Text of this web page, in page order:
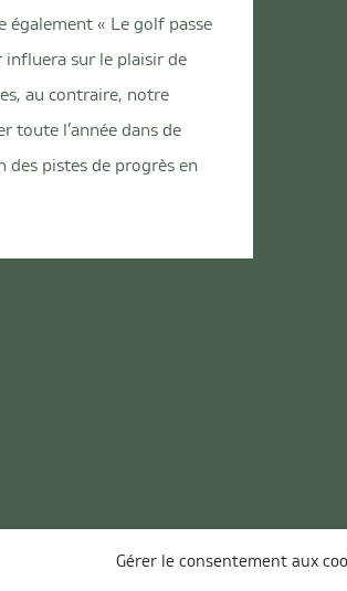
Gérer le consentement aux
également « Le golf passe
sur le plaisir de
au contraire, notre
toute l’année dans de
des pistes de progrès en